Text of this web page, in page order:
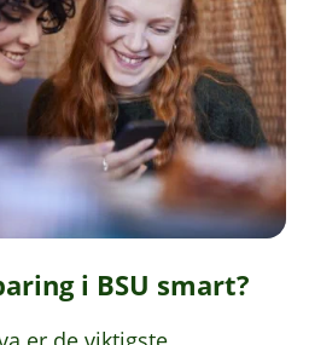
i BSU smart?